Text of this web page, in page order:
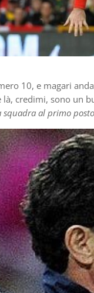
10, e magari
credimi, sono un
squadra al primo